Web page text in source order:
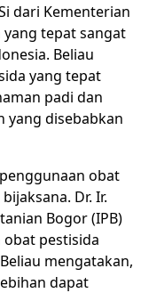
dari Kementerian
tepat sangat
Beliau
yang tepat
padi dan
yang disebabkan
obat
Dr. Ir.
Bogor (IPB)
pestisida
mengatakan,
dapat